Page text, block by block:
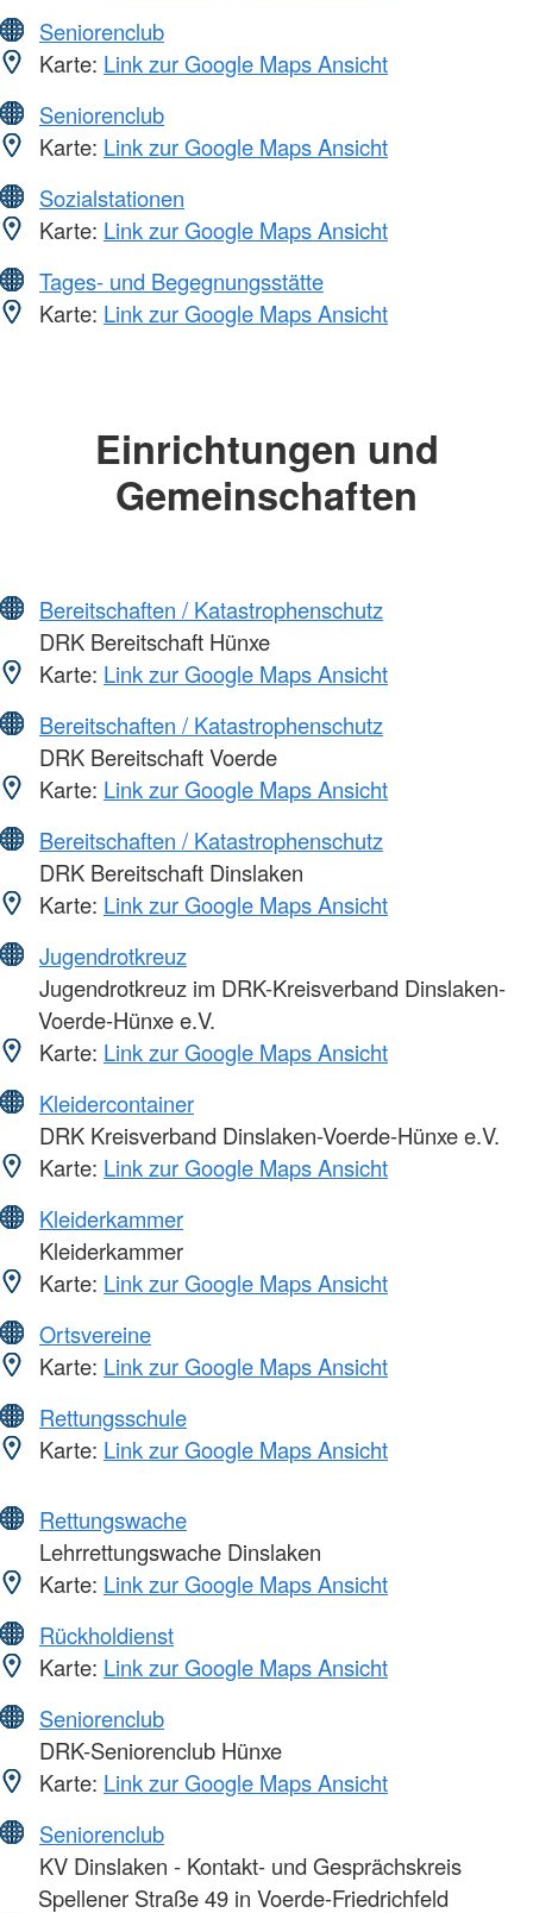
Seniorenclub
Karte: Link zur Google Maps Ansicht
Seniorenclub
Karte: Link zur Google Maps Ansicht
Sozialstationen
Karte: Link zur Google Maps Ansicht
Tages- und Begegnungsstätte
Karte: Link zur Google Maps Ansicht
Einrichtungen und
Gemeinschaften
Bereitschaften / Katastrophenschutz
DRK Bereitschaft Hünxe
Karte: Link zur Google Maps Ansicht
Bereitschaften / Katastrophenschutz
DRK Bereitschaft Voerde
Karte: Link zur Google Maps Ansicht
Bereitschaften / Katastrophenschutz
DRK Bereitschaft Dinslaken
Karte: Link zur Google Maps Ansicht
Jugendrotkreuz
Jugendrotkreuz im DRK-Kreisverband Dinslaken-
Voerde-Hünxe e.V.
Karte: Link zur Google Maps Ansicht
Kleidercontainer
DRK Kreisverband Dinslaken-Voerde-Hünxe e.V.
Karte: Link zur Google Maps Ansicht
Kleiderkammer
Kleiderkammer
Karte: Link zur Google Maps Ansicht
Ortsvereine
Karte: Link zur Google Maps Ansicht
Rettungsschule
Karte: Link zur Google Maps Ansicht
Rettungswache
Lehrrettungswache Dinslaken
Karte: Link zur Google Maps Ansicht
Rückholdienst
Karte: Link zur Google Maps Ansicht
Seniorenclub
DRK-Seniorenclub Hünxe
Karte: Link zur Google Maps Ansicht
Seniorenclub
KV Dinslaken - Kontakt- und Gesprächskreis
Spellener Straße 49 in Voerde-Friedrichfeld